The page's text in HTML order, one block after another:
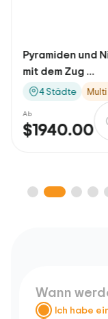
Millennary
Nächte / 6
Multi -Tage -
Ab
Wann
Ich habe